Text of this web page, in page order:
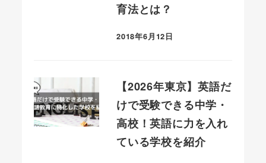
育法とは？
投稿日
2018年6月12日
【2026年東京】英語だ
けで受験できる中学・
高校！英語に力を入れ
ている学校を紹介